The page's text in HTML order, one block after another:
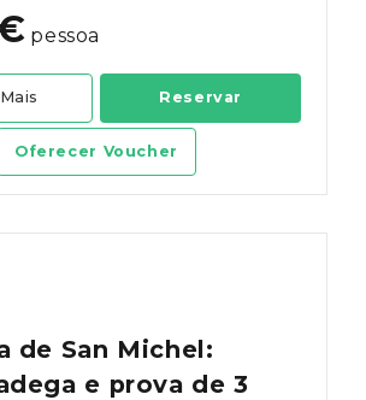
pessoa
Reservar
Oferecer Voucher
de San Michel:
e prova de 3